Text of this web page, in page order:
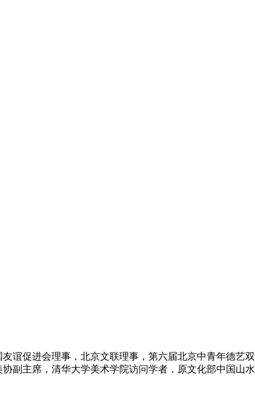
谊促进会理事，北京文联理事，第六届北京中青年德艺双
副主席，清华大学美术学院访问学者，原文化部中国山水